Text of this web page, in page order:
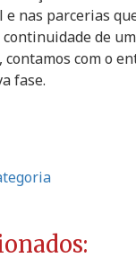
e nas parcerias
continuidade de
contamos com o
fase.